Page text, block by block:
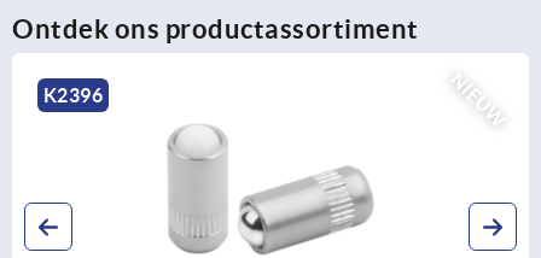
Ontdek ons productassortiment
NIEUW
K2264